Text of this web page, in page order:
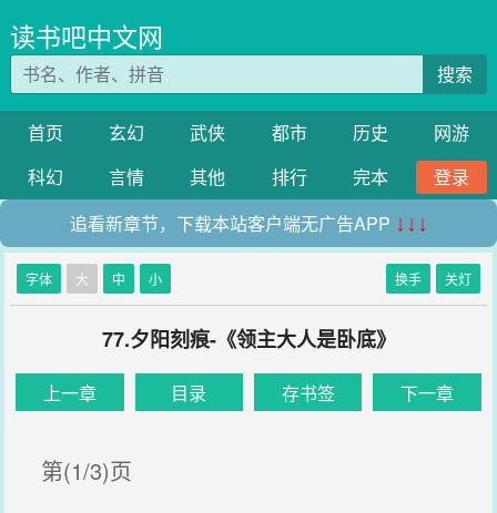
读书吧中文网
搜索
首页 玄幻 武侠 都市 历史
网游
科幻
言情 其他 排行 完本
登录
追看新章节，下载本站客户端无广告APP ↓↓↓
字体 大 中 小 换手 关灯
77.夕阳刻痕-《领主大人是卧底》
上一章 目录 存书签 下一章
第(1/3)页